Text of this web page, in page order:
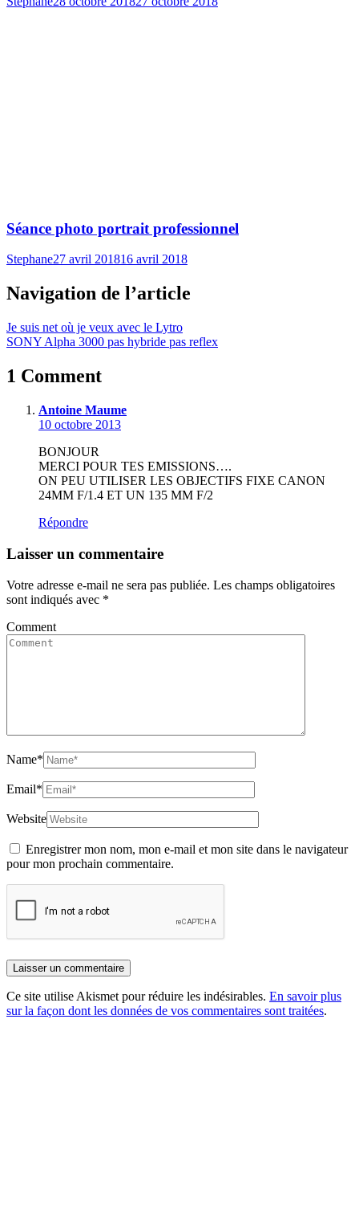
Séance photo portrait professionnel
Stephane27 avril 201816 avril 2018
Navigation de l’article
Je suis net où je veux avec le Lytro
SONY Alpha 3000 pas hybride pas reflex
1 Comment
Antoine Maume
10 octobre 2013
BONJOUR
MERCI POUR TES EMISSIONS….
ON PEU UTILISER LES OBJECTIFS FIXE CANON
24MM F/1.4 ET UN 135 MM F/2
Répondre
Laisser un commentaire
Votre adresse e-mail ne sera pas publiée. Les champs obligatoires
sont indiqués avec *
Comment
Name*
Email*
Website
Enregistrer mon nom, mon e-mail et mon site dans le navigateur
pour mon prochain commentaire.
Ce site utilise Akismet pour réduire les indésirables. En savoir plus
sur la façon dont les données de vos commentaires sont traitées.